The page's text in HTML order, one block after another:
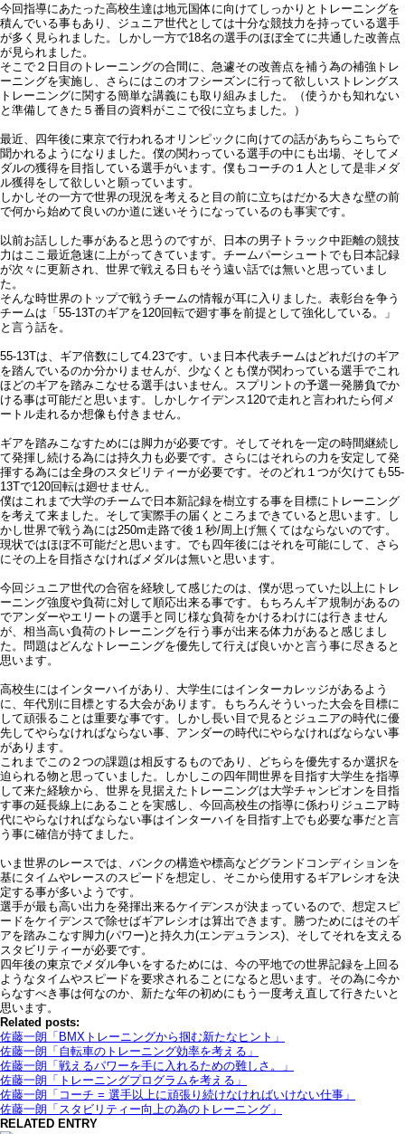
今回指導にあたった高校生達は地元国体に向けてしっかりとトレーニングを
積んでいる事もあり、ジュニア世代としては十分な競技力を持っている選手
が多く見られました。しかし一方で18名の選手のほぼ全てに共通した改善点
が見られました。
そこで２日目のトレーニングの合間に、急遽その改善点を補う為の補強トレ
ーニングを実施し、さらにはこのオフシーズンに行って欲しいストレングス
トレーニングに関する簡単な講義にも取り組みました。（使うかも知れない
と準備してきた５番目の資料がここで役に立ちました。）
最近、四年後に東京で行われるオリンピックに向けての話があちらこちらで
聞かれるようになりました。僕の関わっている選手の中にも出場、そしてメ
ダルの獲得を目指している選手がいます。僕もコーチの１人として是非メダ
ル獲得をして欲しいと願っています。
しかしその一方で世界の現況を考えると目の前に立ちはだかる大きな壁の前
で何から始めて良いのか道に迷いそうになっているのも事実です。
以前お話しした事があると思うのですが、日本の男子トラック中距離の競技
力はここ最近急速に上がってきています。チームパーシュートでも日本記録
が次々に更新され、世界で戦える日もそう遠い話では無いと思っていまし
た。
そんな時世界のトップで戦うチームの情報が耳に入りました。表彰台を争う
チームは「55-13Tのギアを120回転で廻す事を前提として強化している。」
と言う話を。
55-13Tは、ギア倍数にして4.23です。いま日本代表チームはどれだけのギア
を踏んでいるのか分かりませんが、少なくとも僕が関わっている選手でこれ
ほどのギアを踏みこなせる選手はいません。スプリントの予選一発勝負でか
ける事は可能だと思います。しかしケイデンス120で走れと言われたら何メ
ートル走れるか想像も付きません。
ギアを踏みこなすためには脚力が必要です。そしてそれを一定の時間継続し
て発揮し続ける為には持久力も必要です。さらにはそれらの力を安定して発
揮する為には全身のスタビリティーが必要です。そのどれ１つが欠けても55-
13Tで120回転は廻せません。
僕はこれまで大学のチームで日本新記録を樹立する事を目標にトレーニング
を考えて来ました。そして実際手の届くところまできていると思います。し
かし世界で戦う為には250m走路で後１秒/周上げ無くてはならないのです。
現状ではほぼ不可能だと思います。でも四年後にはそれを可能にして、さら
にその上を目指さなければメダルは無いと思います。
今回ジュニア世代の合宿を経験して感じたのは、僕が思っていた以上にトレ
ーニング強度や負荷に対して順応出来る事です。もちろんギア規制があるの
でアンダーやエリートの選手と同じ様な負荷をかけるわけには行きません
が、相当高い負荷のトレーニングを行う事が出来る体力があると感じまし
た。問題はどんなトレーニングを優先して行えば良いかと言う事に尽きると
思います。
高校生にはインターハイがあり、大学生にはインターカレッジがあるよう
に、年代別に目標とする大会があります。もちろんそういった大会を目標に
して頑張ることは重要な事です。しかし長い目で見るとジュニアの時代に優
先してやらなければならない事、アンダーの時代にやらなければならない事
があります。
これまでこの２つの課題は相反するものであり、どちらを優先するか選択を
迫られる物と思っていました。しかしこの四年間世界を目指す大学生を指導
して来た経験から、世界を見据えたトレーニングは大学チャンピオンを目指
す事の延長線上にあることを実感し、今回高校生の指導に係わりジュニア時
代にやらなければならない事はインターハイを目指す上でも必要な事だと言
う事に確信が持てました。
いま世界のレースでは、バンクの構造や標高などグランドコンディションを
基にタイムやレースのスピードを想定し、そこから使用するギアレシオを決
定する事が多いようです。
選手が最も高い出力を発揮出来るケイデンスが決まっているので、想定スピ
ードをケイデンスで除せばギアレシオは算出できます。勝つためにはそのギ
アを踏みこなす脚力(パワー)と持久力(エンデュランス)、そしてそれを支える
スタビリティーが必要です。
四年後の東京でメダル争いをするためには、今の平地での世界記録を上回る
ようなタイムやスピードを要求されることになると思います。その為に今か
らなすべき事は何なのか、新たな年の初めにもう一度考え直して行きたいと
思います。
Related posts:
佐藤一朗「BMXトレーニングから掴む新たなヒント」
佐藤一朗「自転車のトレーニング効率を考える」
佐藤一朗「戦えるパワーを手に入れるための難しさ。」
佐藤一朗「トレーニングプログラムを考える」
佐藤一朗「コーチ = 選手以上に頑張り続けなければいけない仕事」
佐藤一朗「スタビリティー向上の為のトレーニング」
RELATED ENTRY